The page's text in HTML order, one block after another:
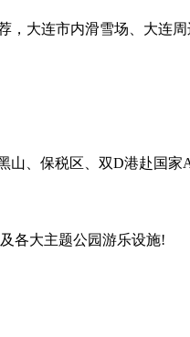
，大连市内滑雪场、大连
山、保税区、双D港赴国
各大主题公园游乐设施!